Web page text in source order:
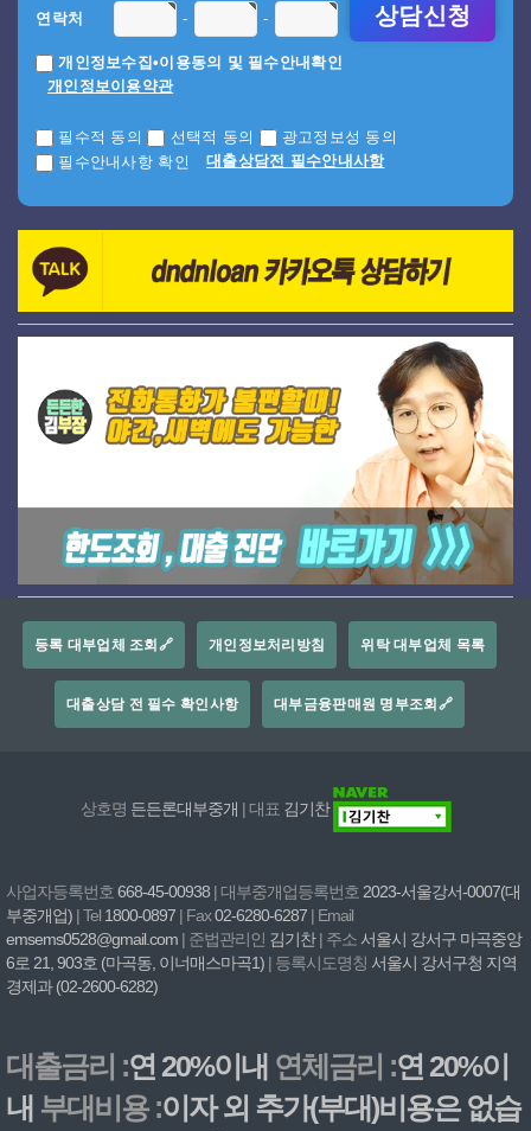
연락처 - -
개인정보수집•이용동의 및 필수안내확인
개인정보이용약관
필수적 동의 선택적 동의
광고정보성 동의
필수안내사항 확인
대출상담전 필수안내사항
상담신청
등록 대부업체 조회🔗 개인정보처리방침 위탁 대부업체 목록
대출상담 전 필수 확인사항 대부금융판매원 명부조회🔗
상호명 든든론대부중개 | 대표 김기찬
사업자등록번호 668-45-00938 | 대부중개업등록번호 2023-서울강서-0007(대
부중개업) | Tel 1800-0897 | Fax02-6280-6287 | Email
emsems0528@gmail.com | 준법관리인 김기찬| 주소 서울시 강서구 마곡중앙
6로 21, 903호 (마곡동, 이너매스마곡1) | 등록시도명칭 서울시 강서구청 지역
경제과 (02-2600-6282)
대출금리 :연 20%이내 연체금리 :연 20%이
내 부대비용 :이자 외 추가(부대)비용은 없습